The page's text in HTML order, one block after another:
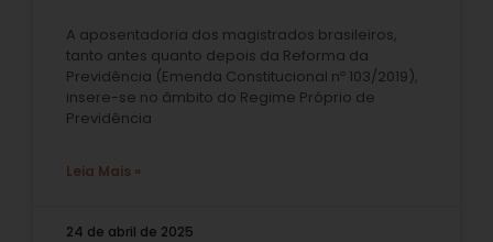
A aposentadoria dos magistrados brasileiros,
tanto antes quanto depois da Reforma da
Previdência (Emenda Constitucional nº 103/2019),
insere-se no âmbito do Regime Próprio de
Previdência
Leia Mais »
24 de abril de 2025